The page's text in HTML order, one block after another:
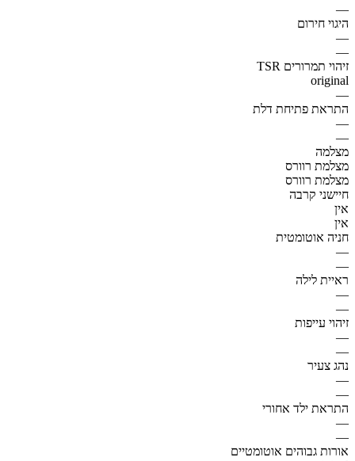
—
היגוי חירום
—
—
זיהוי תמרורים TSR
original
—
התראת פתיחת דלת
—
—
מצלמה
מצלמת רוורס
מצלמת רוורס
חיישני קרבה
אין
אין
חניה אוטומטית
—
—
ראיית לילה
—
—
זיהוי עייפות
—
—
נהג צעיר
—
—
התראת ילד אחורי
—
—
אורות גבוהים אוטומטיים